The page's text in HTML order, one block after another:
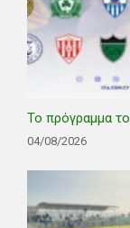
Το πρόγραμμα
04/08/2026